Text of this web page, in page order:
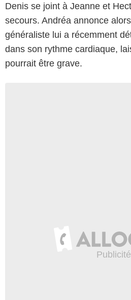
Denis se joint à Jeanne et
secours. Andréa annonce
généraliste lui a récemment
dans son rythme cardiaque,
pourrait être grave.